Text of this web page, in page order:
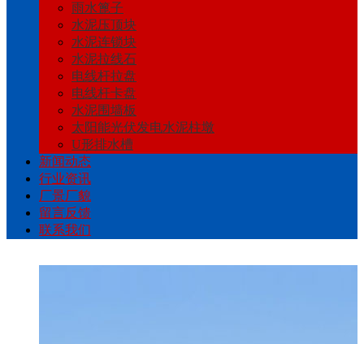
雨水篦子
水泥压顶块
水泥连锁块
水泥拉线石
电线杆拉盘
电线杆卡盘
水泥围墙板
太阳能光伏发电水泥柱墩
U形排水槽
新闻动态
行业资讯
厂景厂貌
留言反馈
联系我们